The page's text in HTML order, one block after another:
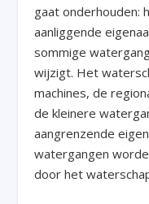
gaat onderhouden:
aanliggende
sommige
wijzigt. Het
machines, de
de kleinere
aangrenzende
watergangen
door het